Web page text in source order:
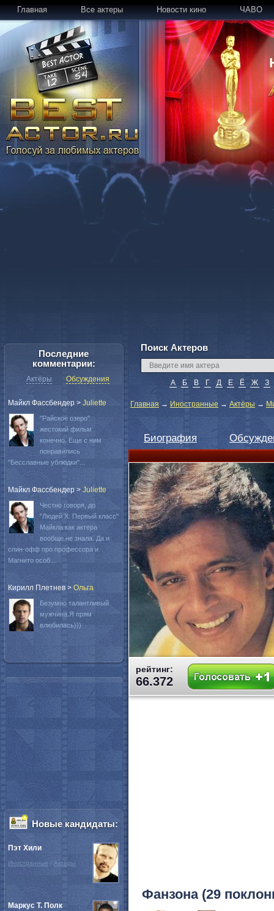
Главная Все актеры Новости кино ЧАВО
Поиск Актеров
А Б В Г Д Е Ё Ж З
Главная → Иностранные → Актёры →
Биография
рейтинг:
66.372
Фанзона (29
Последние
комментарии:
Актёры Обсуждения
Майкл Фассбендер > Juliette
"Райское озеро"
жестокий фильм
конечно. Еще с ним
понравились
"Бесславные ублюдки"...
Майкл Фассбендер > Juliette
Честно говоря, до
"Людей Х: Первый класс"
Майкла как актера
вообще не знала. Да и
спин-офф про профессора и
Магнито особ...
Кирилл Плетнев > Oльга
Безумно талантливый
мужчина.Я прям
влюбилась)))
Новые кандидаты:
Пэт Хили
Иностранные / Актёры
Маркус Т. Полк